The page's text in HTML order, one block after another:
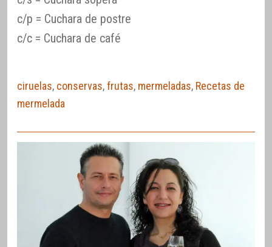
c/p = Cuchara de postre
c/c = Cuchara de café
ciruelas, conservas,frutas, mermeladas, Recetas de
mermelada